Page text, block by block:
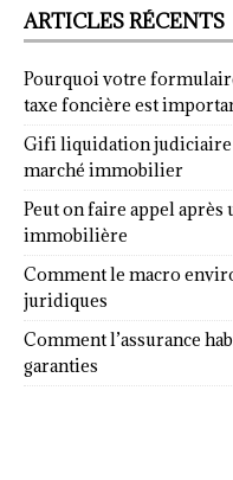
ARTICLES RÉCENTS
Pourquoi votre
taxe foncière est
Gifi liquidation judiciaire
marché immobilier
Peut on faire appel
immobilière
Comment le macro
juridiques
Comment l’assurance
garanties